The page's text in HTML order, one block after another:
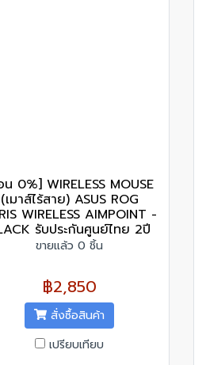
0%] WIRELESS MOUSE
(เมาส์ไร้สาย) ASUS ROG
WIRELESS AIMPOINT -
รับประกันศูนย์ไทย 2ปี
ขายแล้ว 0 ชิ้น
฿2,850
สั่งซื้อสินค้า
เปรียบเทียบ